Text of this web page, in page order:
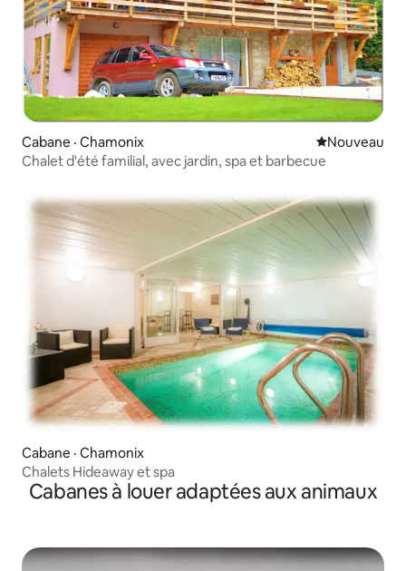
Cabane · Chamonix Nouvel
Nouveau
Chalet d'été familial, avec jardin, spa et barbecue
Cabane · Chamonix
Chalets Hideaway et spa
Cabanes à louer adaptées aux animaux